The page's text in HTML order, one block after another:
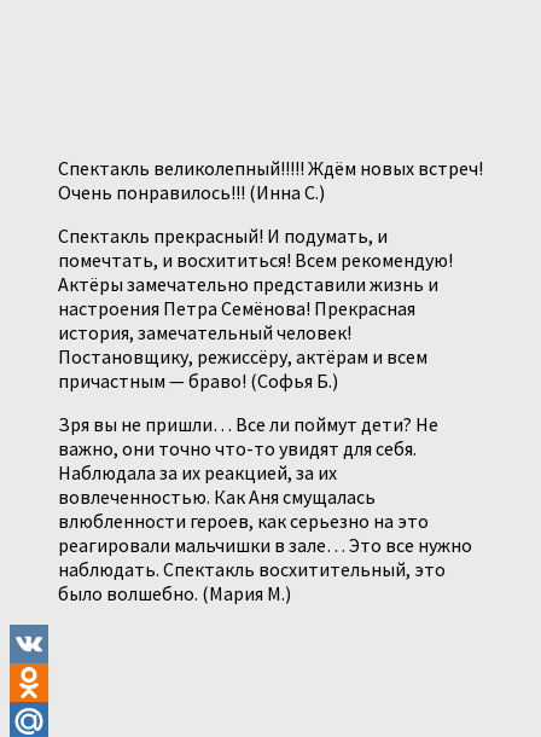
Спектакль великолепный!!!!! Ждём новых встреч!
Очень понравилось!!! (Инна С.)
Спектакль прекрасный! И подумать, и
помечтать, и восхититься! Всем рекомендую!
Актёры замечательно представили жизнь и
настроения Петра Семёнова! Прекрасная
история, замечательный человек!
Постановщику, режиссёру, актёрам и всем
причастным — браво! (Софья Б.)
Зря вы не пришли… Все ли поймут дети? Не
важно, они точно что-то увидят для себя.
Наблюдала за их реакцией, за их
вовлеченностью. Как Аня смущалась
влюбленности героев, как серьезно на это
реагировали мальчишки в зале… Это все нужно
наблюдать. Спектакль восхитительный, это
было волшебно. (Мария М.)
VK
Odnoklassniki